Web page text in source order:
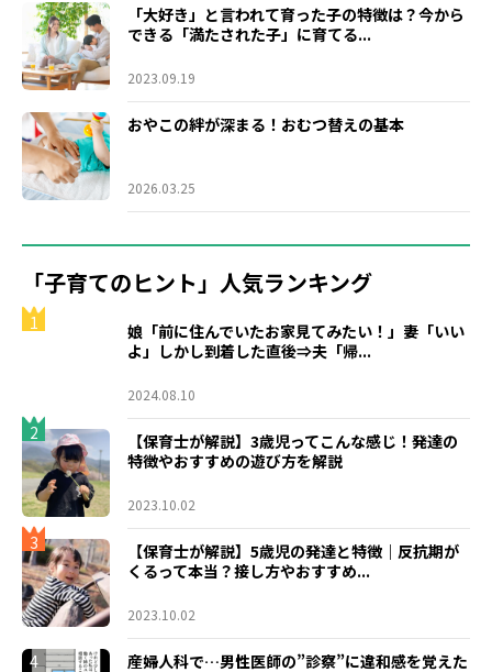
「大好き」と言われて育った子の特徴は？今から
できる「満たされた子」に育てる...
2023.09.19
おやこの絆が深まる！おむつ替えの基本
2026.03.25
「子育てのヒント」人気ランキング
1
娘「前に住んでいたお家見てみたい！」妻「いい
よ」しかし到着した直後⇒夫「帰...
2024.08.10
2
【保育士が解説】3歳児ってこんな感じ！発達の
特徴やおすすめの遊び方を解説
2023.10.02
3
【保育士が解説】5歳児の発達と特徴｜反抗期が
くるって本当？接し方やおすすめ...
2023.10.02
4
産婦人科で…男性医師の”診察”に違和感を覚えた